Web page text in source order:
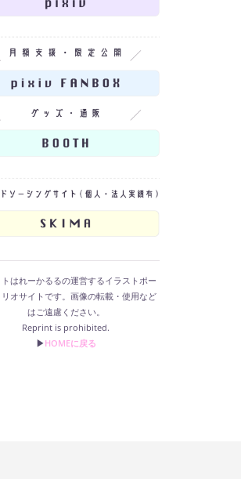
はれーかるるの運営するイラストポー
リオサイトです。画像の転載・使用など
はご遠慮ください。
Reprint is prohibited.
▶︎HOMEに戻る